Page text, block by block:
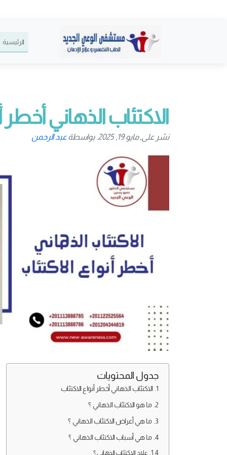
الرئيسية
الاكتئاب الذهاني أخطر
نشر على, مايو 19, 2025. بواسطة عبد الرحمن
جدول المحتويات
الاكتئاب الذهاني أخطر أنواع الاكتئاب
ما هو الاكتئاب الذهاني ؟
ما هي أعراض الاكتئاب الذهاني ؟
ما هي أسباب الاكتئاب الذهاني ؟
علاج الاكتئاب الذهاني ؟